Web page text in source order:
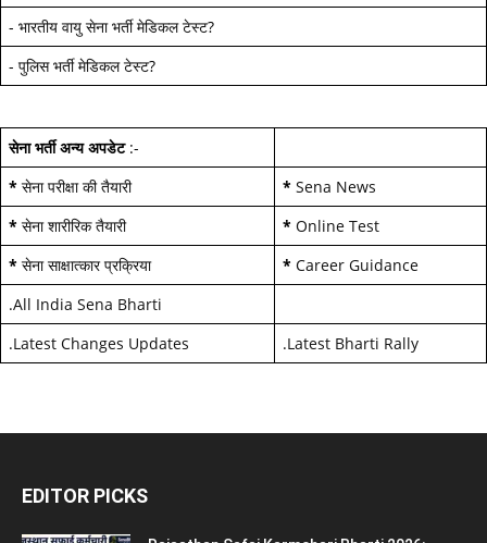
- भारतीय वायु सेना भर्ती मेडिकल टेस्ट?
- पुलिस भर्ती मेडिकल टेस्ट?
सेना भर्ती अन्य अपडेट:-
* सेना परीक्षा की तैयारी * Sena News
* सेना शारीरिक तैयारी * Online Test
* सेना साक्षात्कार प्रक्रिया * Career Guidance
.All India Sena Bharti
.Latest Changes Updates .Latest Bharti Rally
EDITOR PICKS